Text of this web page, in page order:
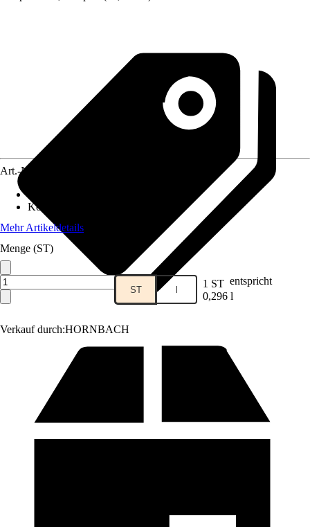
Verkauf durch:HORNBACH
Art.-Nr.
Konzentration
Mehr Artikeldetails
Menge (ST)
ST l 1 ST entspricht
0,296 l